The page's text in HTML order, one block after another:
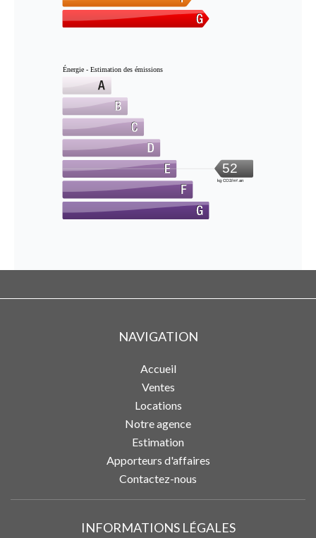
Énergie - Estimation des émissions
52
kg CO2/m².an
NAVIGATION
Accueil
Ventes
Locations
Notre agence
Estimation
Apporteurs d'affaires
Contactez-nous
INFORMATIONS LÉGALES